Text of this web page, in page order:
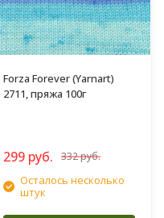
Forza Forever (Yarnart)
2711, пряжа 100г
299 руб. 332 руб.
Осталось несколько
штук